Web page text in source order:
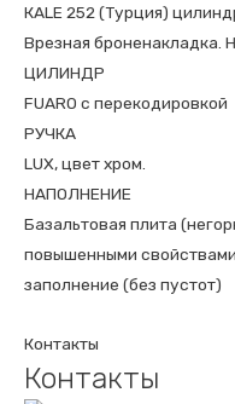
КALE 252 (Турция)
Врезная броненакладка.
ЦИЛИНДР
FUARO с перекодировкой
РУЧКА
LUX, цвет хром.
НАПОЛНЕНИЕ
Базальтовая плита
повышенными
заполнение (без пустот)
Контакты
Контакты